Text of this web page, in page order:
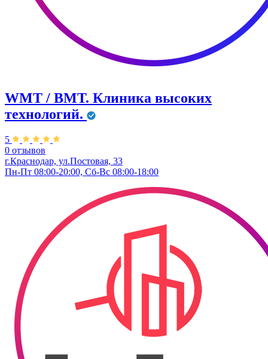
WMT / ВМТ. Клиника высоких
технологий.
5
0 отзывов
г.Краснодар, ул.​Постовая, 33
Пн-Пт 08:00-20:00, Сб-Вс 08:00-18:00